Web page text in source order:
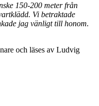
150-200 meter från
Vi betraktade
jag vänligt till honom.
och läses av Ludvig